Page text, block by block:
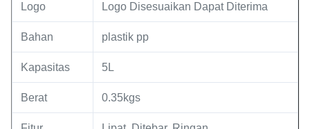
Logo Logo Disesuaikan Dapat Diterima
Bahan plastik pp
Kapasitas 5L
Berat 0.35kgs